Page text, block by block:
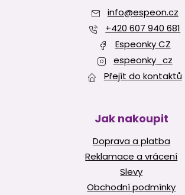
info@espeon.cz
+420 607 940 681
Espeonky CZ
espeonky_cz
Přejít do kontaktů
Jak nakoupit
Doprava a platba
Reklamace a vrácení
Slevy
Obchodní podmínky